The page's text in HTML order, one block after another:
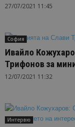
27/07/2021 11:45
София
Ивайло
Трифонов за
12/07/2021 11:32
Интервю